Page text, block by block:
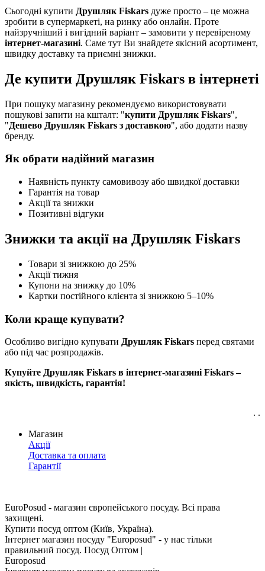
Сьогодні купити Друшляк Fiskars дуже просто – це можна
зробити в супермаркеті, на ринку або онлайн. Проте
найзручніший і вигідний варіант – замовити у перевіреному
інтернет-магазині. Саме тут Ви знайдете якісний асортимент,
швидку доставку та приємні знижки.
Де купити Друшляк Fiskars в інтернеті
При пошуку магазину рекомендуємо використовувати
пошукові запити на кшталт: "купити Друшляк Fiskars",
"Дешево Друшляк Fiskars з доставкою", або додати назву
бренду.
Як обрати надійний магазин
Наявність пункту самовивозу або швидкої доставки
Гарантія на товар
Акції та знижки
Позитивні відгуки
Знижки та акції на Друшляк Fiskars
Товари зі знижкою до 25%
Акції тижня
Купони на знижку до 10%
Картки постійного клієнта зі знижкою 5–10%
Коли краще купувати?
Особливо вигідно купувати Друшляк Fiskars перед святами
або під час розпродажів.
Купуйте Друшляк Fiskars в інтернет-магазині Fiskars –
якість, швидкість, гарантія!
. .
Магазин
Акції
Доставка та оплата
Гарантії
EuroPosud - магазин європейського посуду. Всі права
захищені.
Купити посуд оптом (Київ, Україна).
Інтернет магазин посуду "Europosud" - у нас тільки
правильний посуд. Посуд Оптом |
Europosud